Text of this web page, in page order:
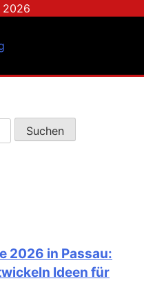
2026
2026 in Passau:
Ideen für